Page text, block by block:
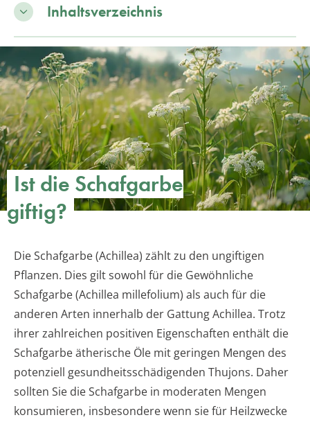
Inhaltsverzeichnis
Ist die Schafgarbe
giftig?
Die Schafgarbe (Achillea) zählt zu den ungiftigen
Pflanzen. Dies gilt sowohl für die Gewöhnliche
Schafgarbe (Achillea millefolium) als auch für die
anderen Arten innerhalb der Gattung Achillea. Trotz
ihrer zahlreichen positiven Eigenschaften enthält die
Schafgarbe ätherische Öle mit geringen Mengen des
potenziell gesundheitsschädigenden Thujons. Daher
sollten Sie die Schafgarbe in moderaten Mengen
konsumieren, insbesondere wenn sie für Heilzwecke